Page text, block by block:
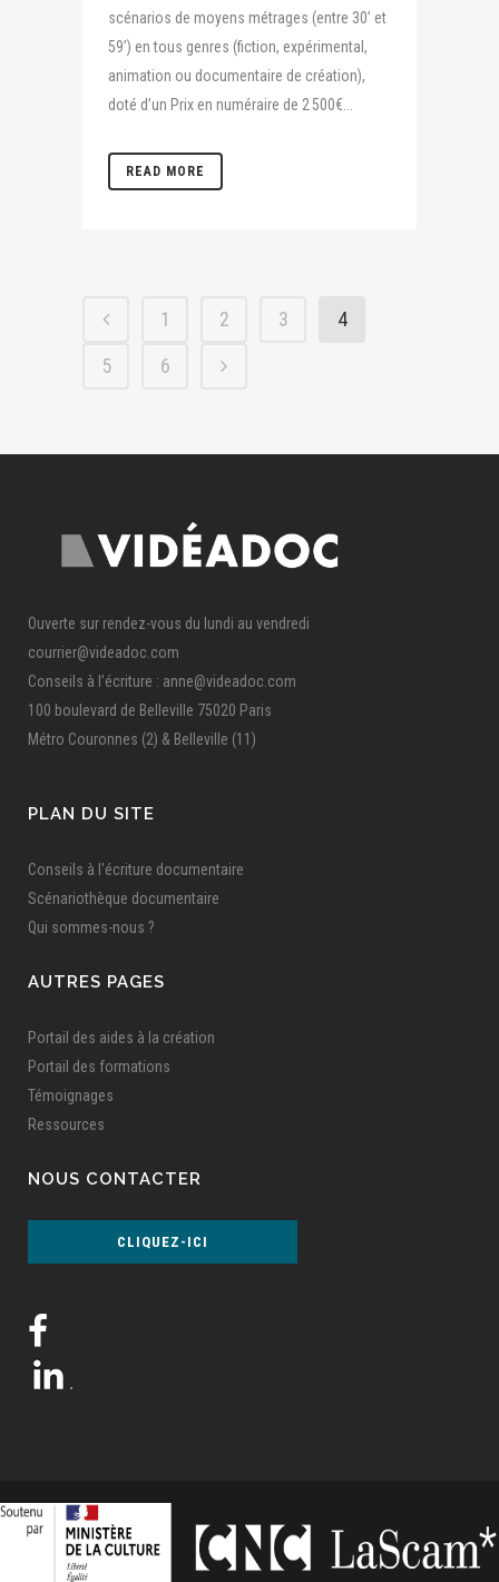
scénarios de moyens métrages (entre 30’ et
59’) en tous genres (fiction, expérimental,
animation ou documentaire de création),
doté d’un Prix en numéraire de 2 500€...
READ MORE
1 2 3
4
5
6
Ouverte sur rendez-vous du lundi au vendredi
courrier@videadoc.com
Conseils à l’écriture : anne@videadoc.com
100 boulevard de Belleville 75020 Paris
Métro Couronnes (2) & Belleville (11)
PLAN DU SITE
Conseils à l'écriture documentaire
Scénariothèque documentaire
Qui sommes-nous ?
AUTRES PAGES
Portail des aides à la création
Portail des formations
Témoignages
Ressources
NOUS CONTACTER
CLIQUEZ-ICI